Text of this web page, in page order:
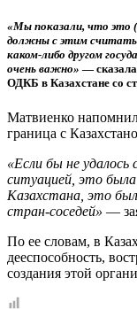
«Мы показали, что это
должны с этим
каком-либо другом
очень важно» — сказала
ОДКБ в Казахстане со
Матвиенко
граница с
«Если бы не удалось
ситуацией, это
Казахстана, это
стран-соседей» —
По ее словам, в
дееспособность,
создания этой